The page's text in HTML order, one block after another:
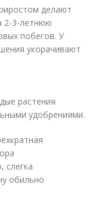
делают
2-3-летнюю
побегов. У
укорачивают
растения
удобрениями.
слегка
обильно